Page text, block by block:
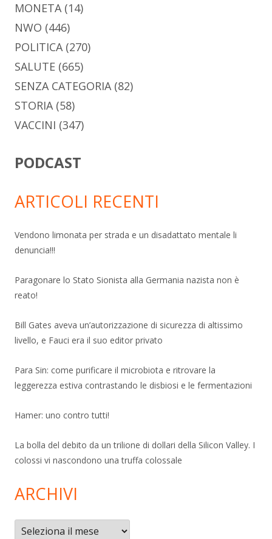
MONETA(14)
NWO (446)
POLITICA(270)
SALUTE (665)
SENZA CATEGORIA(82)
STORIA(58)
VACCINI (347)
PODCAST
ARTICOLI RECENTI
Vendono limonata per strada e un disadattato mentale li
denuncia!!!
Paragonare lo Stato Sionista alla Germania nazista non è
reato!
Bill Gates aveva un’autorizzazione di sicurezza di altissimo
livello, e Fauci era il suo editor privato
Para Sin: come purificare il microbiota e ritrovare la
leggerezza estiva contrastando le disbiosi e le fermentazioni
Hamer: uno contro tutti!
La bolla del debito da un trilione di dollari della Silicon Valley. I
colossi vi nascondono una truffa colossale
ARCHIVI
Archivi